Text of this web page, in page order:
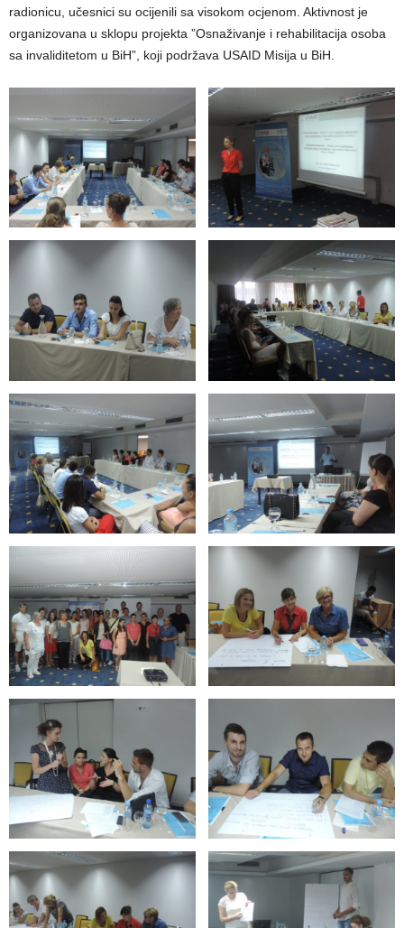
radionicu, učesnici su ocijenili sa visokom ocjenom. Aktivnost je
organizovana u sklopu projekta ”Osnaživanje i rehabilitacija osoba
sa invaliditetom u BiH”, koji podržava USAID Misija u BiH.